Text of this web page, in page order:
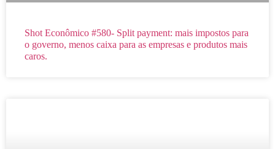
Shot Econômico #580- Split payment: mais impostos para
o governo, menos caixa para as empresas e produtos mais
caros.